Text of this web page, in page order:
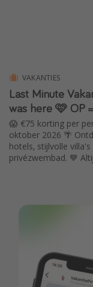
Reiskalender
25 beste
Beste keukens ter
Center Parcs
Disneyland Parijs
All inclusive
VAKANTIES
Last Minute
was here 🩷 OP
😱 €75 korting per
oktober 2026 🌴
hotels, stijlvolle
privézwembad. 💙